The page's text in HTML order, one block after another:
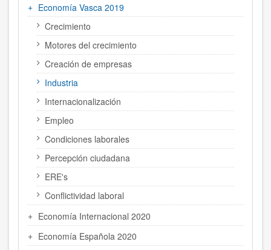
Economía Vasca 2019
Crecimiento
Motores del crecimiento
Creación de empresas
Industria
Internacionalización
Empleo
Condiciones laborales
Percepción ciudadana
ERE's
Conflictividad laboral
Economía Internacional 2020
Economía Española 2020